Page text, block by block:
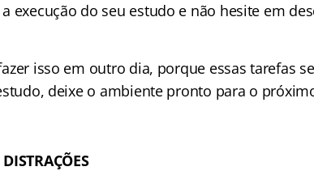
execução do seu estudo e não hesite em
isso em outro dia, porque essas tarefas
deixe o ambiente pronto para o